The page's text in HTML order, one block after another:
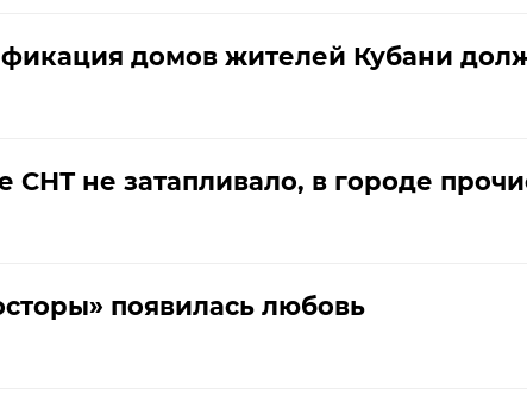
домов жителей Кубани
СНТ не затапливало, в городе
появилась любовь